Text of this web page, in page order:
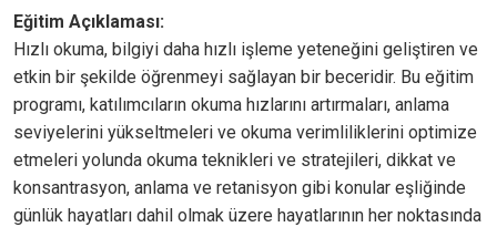
Eğitim Açıklaması:
Hızlı okuma, bilgiyi daha hızlı işleme yeteneğini geliştiren ve
etkin bir şekilde öğrenmeyi sağlayan bir beceridir. Bu eğitim
programı, katılımcıların okuma hızlarını artırmaları, anlama
seviyelerini yükseltmeleri ve okuma verimliliklerini optimize
etmeleri yolunda okuma teknikleri ve stratejileri, dikkat ve
konsantrasyon, anlama ve retanisyon gibi konular eşliğinde
günlük hayatları dahil olmak üzere hayatlarının her noktasında